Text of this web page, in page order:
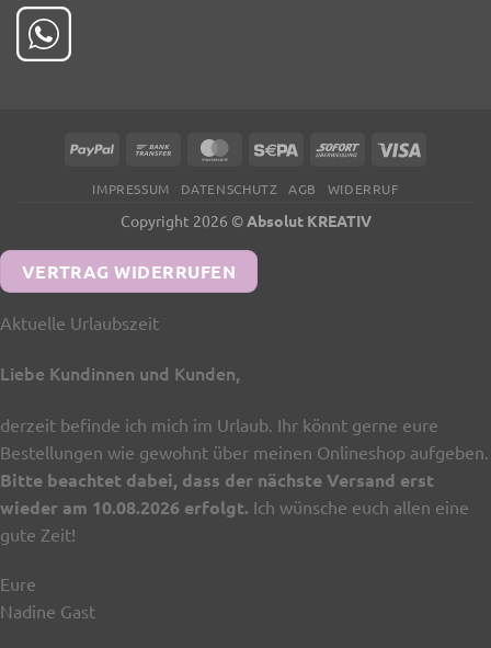
PayPal
Bank
MasterCardSepa Sofort
IMPRESSUM DATENSCHUTZ AGB WIDERRUF
Copyright 2026 © Absolut KREATIV
VERTRAG WIDERRUFEN
Aktuelle Urlaubszeit
Liebe Kundinnen und Kunden,
derzeit befinde ich mich im Urlaub. Ihr könnt gerne eure
Bestellungen wie gewohnt über meinen Onlineshop aufgeben.
Bitte beachtet dabei, dass der nächste Versand erst
wieder am 10.08.2026 erfolgt. Ich wünsche euch allen eine
gute Zeit!
Eure
Nadine Gast